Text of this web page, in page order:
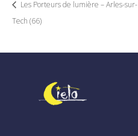
Les Porteurs de lumière – Arles-sur-
Tech (66)